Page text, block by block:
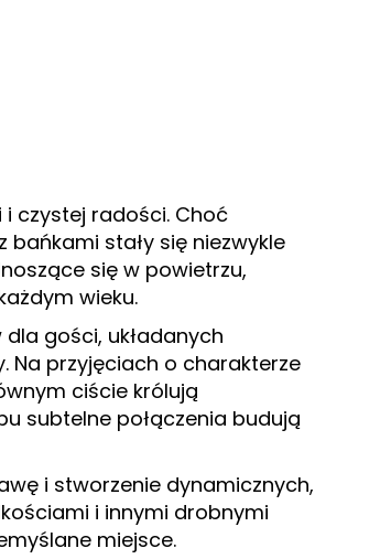
czystej radości. Choć
stały się niezwykle
się w powietrzu,
wieku.
gości, układanych
Na przyjęciach o charakterze
ciście królują
subtelne połączenia budują
i stworzenie dynamicznych,
i innymi drobnymi
miejsce.